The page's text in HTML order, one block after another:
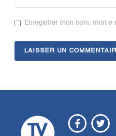
Enregistrer mon nom, mon